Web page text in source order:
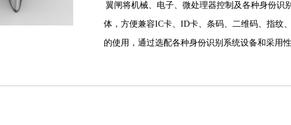
翼闸将机械、电子、微处理器控制及各种身份识
体，方便兼容IC卡、ID卡、条码、二维码、指纹
的使用，通过选配各种身份识别系统设备和采用